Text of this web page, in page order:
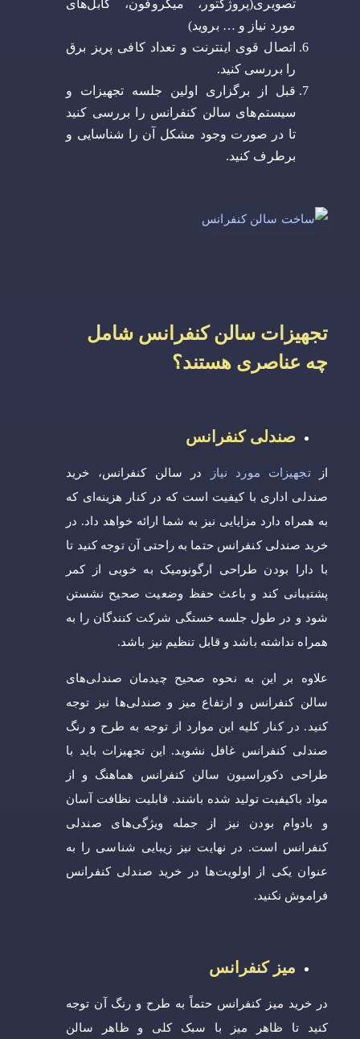
تصویری(پروژکتور، میکروفون، کابل‌های
مورد نیاز و … بروید)
اتصال قوی اینترنت و تعداد کافی پریز برق
را بررسی کنید.
قبل از برگزاری اولین جلسه تجهیزات و
سیستم‌های سالن کنفرانس را بررسی کنید
تا در صورت وجود مشکل آن را شناسایی و
برطرف کنید.
تجهیزات سالن کنفرانس شامل
چه عناصری هستند؟
صندلی کنفرانس
ازتجهیزات مورد نیاز
در سالن کنفرانس، خرید
صندلی اداری با کیفیت است که در کنار هزینه‌ای که
به همراه دارد مزایایی نیز به شما ارائه خواهد داد. در
خرید صندلی کنفرانس حتما به راحتی آن توجه کنید تا
با دارا بودن طراحی ارگونومیک به خوبی از کمر
پشتیبانی کند و باعث حفظ وضعیت صحیح نشستن
شود و در طول جلسه خستگی شرکت کنندگان را به
همراه نداشته باشد و قابل تنظیم نیز باشد.
علاوه بر این به نحوه صحیح چیدمان صندلی‌های
سالن کنفرانس و ارتفاع میز و صندلی‌ها نیز توجه
کنید. در کنار کلیه این موارد از توجه به طرح و رنگ
صندلی کنفرانس غافل نشوید. این تجهیزات باید با
طراحی دکوراسیون سالن کنفرانس هماهنگ و از
مواد باکیفیت تولید شده باشند. قابلیت نظافت آسان
و بادوام بودن نیز از جمله ویژگی‌های صندلی
کنفرانس است. در نهایت نیز زیبایی شناسی را به
عنوان یکی از اولویت‌ها در خرید صندلی کنفرانس
فراموش نکنید.
میز کنفرانس
در خرید میز کنفرانس حتماً به طرح و رنگ آن توجه
کنید تا ظاهر میز با سبک کلی و ظاهر سالن